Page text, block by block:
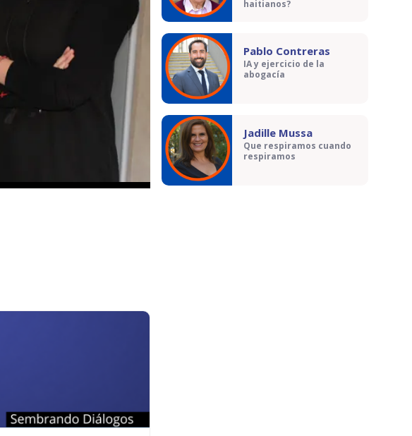
haitianos?
Pablo Contreras
IA y ejercicio de la
abogacía
Jadille Mussa
Que respiramos cuando
respiramos